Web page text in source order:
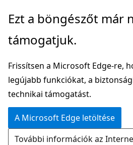
Ugrás
fő
Tovább
oldalon
navigációra
Ezt a böngészőt már
támogatjuk.
Frissítsen a Microsoft Edge-re,
legújabb funkciókat, a
technikai támogatást.
A Microsoft Edge letöltése
További információk az